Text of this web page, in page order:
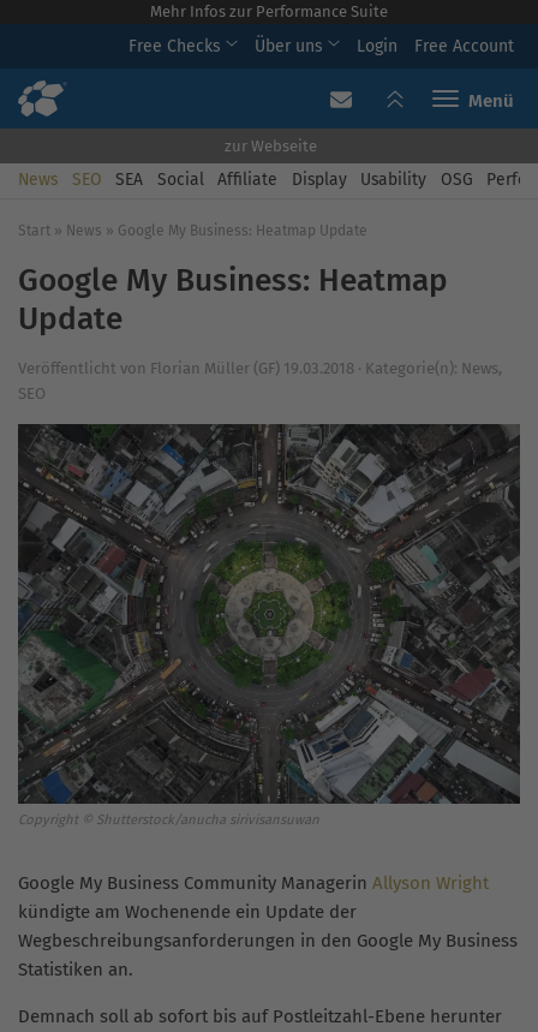
Mehr Infos zur Performance Suite
Free Checks Über uns Login Free Account
Toggle
zur Webseite
News SEO SEA Social Affiliate Display Usability OSG
Start » News » Google My Business: Heatmap Update
Google My Business: Heatmap
Update
Veröffentlicht von Florian Müller (GF) 19.03.2018 · Kategorie(n): News,
SEO
Copyright © Shutterstock/anucha sirivisansuwan
Google My Business Community Managerin Allyson Wright
kündigte am Wochenende ein Update der
Wegbeschreibungsanforderungen in den Google My Business
Statistiken an.
Demnach soll ab sofort bis auf Postleitzahl-Ebene herunter